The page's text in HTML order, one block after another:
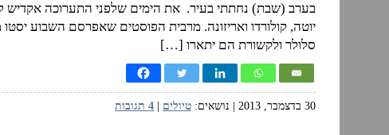
בערב (שבת) נחתתי בעיר. את הימים שלפני התערוכה אקדיש
יוטה, קולורדו ואריזונה. מרבית הפוסטים שאפרסם השבוע
סלולר ולקשורת הם יתארו […]
30 בדצמבר, 2013 | נושאים: טיולים | 4 תגובות